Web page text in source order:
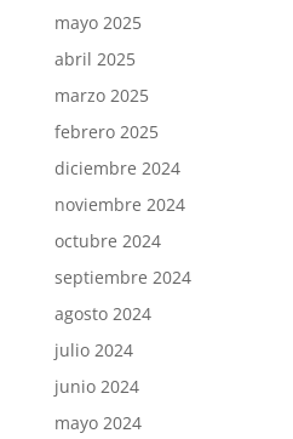
mayo 2025
abril 2025
marzo 2025
febrero 2025
diciembre 2024
noviembre 2024
octubre 2024
septiembre 2024
agosto 2024
julio 2024
junio 2024
mayo 2024